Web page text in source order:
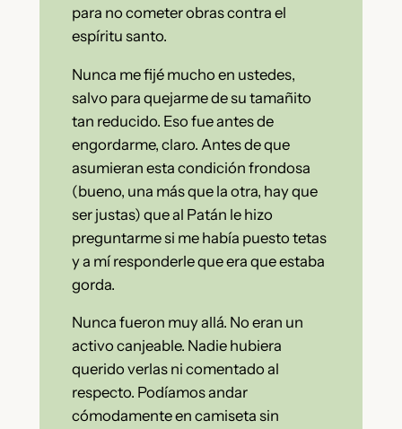
para no cometer obras contra el
espíritu santo.
Nunca me fijé mucho en ustedes,
salvo para quejarme de su tamañito
tan reducido. Eso fue antes de
engordarme, claro. Antes de que
asumieran esta condición frondosa
(bueno, una más que la otra, hay que
ser justas) que al Patán le hizo
preguntarme si me había puesto tetas
y a mí responderle que era que estaba
gorda.
Nunca fueron muy allá. No eran un
activo canjeable. Nadie hubiera
querido verlas ni comentado al
respecto. Podíamos andar
cómodamente en camiseta sin